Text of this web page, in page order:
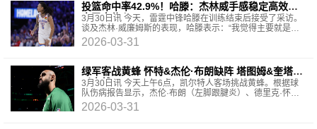
投篮命中率42.9%！哈滕：杰林威手感稳定高效打
出了自信心
3月30日讯 今天，雷霆中锋哈滕在训练结束后接受了采访。
谈及杰林·威廉姆斯的表现，哈滕表示：“我觉得主要就是他
的投篮进步了，这是最关键的一点。他现在手感稳
2026-03-31
绿军客战黄蜂 怀特&杰伦·布朗缺阵 塔图姆&奎塔可
以出战
3月30日讯 今天上午6点，凯尔特人客场挑战黄蜂。根据球
队伤病报告显示，杰伦·布朗（左脚跟腱炎）、德里克·怀特
（右膝挫伤）缺席比赛。塔图姆（右脚跟腱修复术后管
理）、
2026-03-31